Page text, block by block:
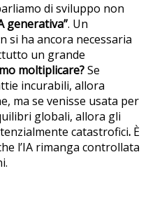
di sviluppo non
generativa”. Un
si ha ancora necessaria
un grande
moltiplicare?Se
incurabili, allora
ma se venisse usata per
globali, allora gli
catastrofici. È
l’IA rimanga controllata